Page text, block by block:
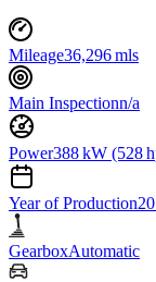
Mileage36,296 mls
Main Inspectionn/a
Power388 kW (528
Year of Production
GearboxAutomatic